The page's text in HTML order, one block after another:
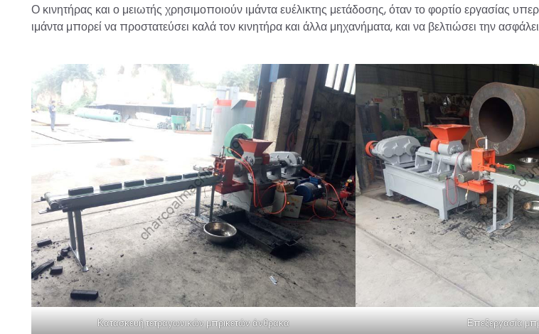
Ο κινητήρας και ο μειωτής χρησιμοποιούν ιμάντα ευέλικτης μετάδοσης, όταν το φορτίο εργασίας
ιμάντα μπορεί να προστατεύσει καλά τον κινητήρα και άλλα μηχανήματα, και να βελτιώσει την
Κατασκευή τετραγωνικών μπρικετών άνθρακα Επεξεργασία